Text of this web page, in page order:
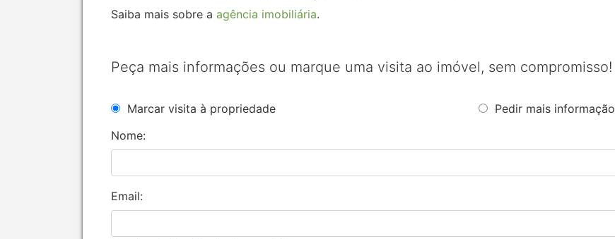
Saiba mais sobre a agência imobiliária.
Peça mais informações ou marque uma visita ao imóvel, sem compromisso!
Marcar visita à propriedade
Pedir mais informação
Nome:
Email: